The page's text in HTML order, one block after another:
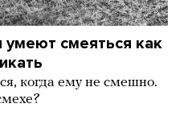
смеяться как
когда ему не смешно.